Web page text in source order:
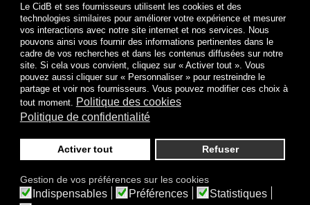
Le CidB et ses fournisseurs utilisent les cookies et des
technologies similaires pour améliorer votre expérience et mesurer
vos interactions avec notre site internet et nos services. Nous
pouvons ainsi vous fournir des informations pertinentes dans le
cadre de vos recherches et dans les contenus diffusées sur notre
site. Si cela vous convient, cliquez sur « Activer tout ». Vous
pouvez aussi cliquer sur « Personnaliser » pour restreindre le
partage et voir nos fournisseurs. Vous pouvez modifier ces choix à
tout moment. Politique des cookies
Politique de confidentialité
Activer tout Refuser
Gestion de vos préférences sur les cookies
Indispensables Préférences
Statistiques
J’ai lu et j’accepte lesTermes et conditionset la
Politique de confidentialité
Je m'abonne
© 2009-2026 CidB. Tous droits réservés.